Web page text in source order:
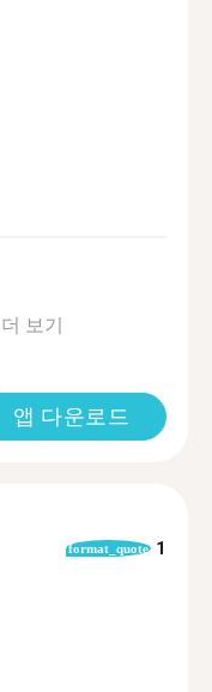
더 보기
앱 다운로드
format_quote 1